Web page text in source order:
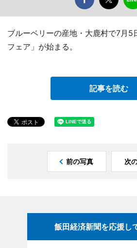
ブルーベリーの産地・大鹿村で7月5
フェア」が始まる。
記事を読む
前の写真 次
飯田経済新聞を応援し